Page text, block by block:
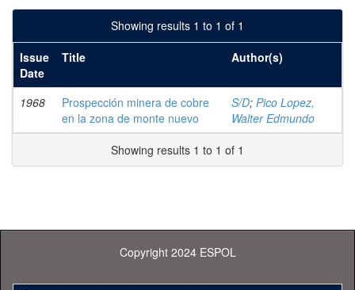
Showing results 1 to 1 of 1
Issue
Date
Title Author(s)
1968
Prospección minera de cobre
en la zona de monte nuevo
S/D; Pico Lopez,
Walter Edmundo
Showing results 1 to 1 of 1
Copyright 2024 ESPOL